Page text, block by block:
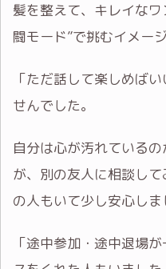
髪を整えて、キレイな
闘モード”で挑むイメー
「ただ話して楽しめば
せんでした。
自分は心が汚れている
が、別の友人に相談し
の人もいて少し安心しま
「途中参加・途中退場